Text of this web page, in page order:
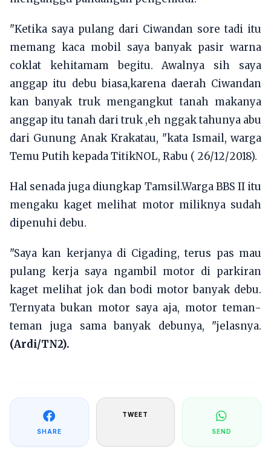
"Ketika saya pulang dari Ciwandan sore tadi itu
memang kaca mobil saya banyak pasir warna
coklat kehitamam begitu. Awalnya sih saya
anggap itu debu biasa,karena daerah Ciwandan
kan banyak truk mengangkut tanah makanya
anggap itu tanah dari truk ,eh nggak tahunya abu
dari Gunung Anak Krakatau, "kata Ismail, warga
Temu Putih kepada TitikNOL, Rabu ( 26/12/2018).
Hal senada juga diungkap Tamsil.Warga BBS II itu
mengaku kaget melihat motor miliknya sudah
dipenuhi debu.
"Saya kan kerjanya di Cigading, terus pas mau
pulang kerja saya ngambil motor di parkiran
kaget melihat jok dan bodi motor banyak debu.
Ternyata bukan motor saya aja, motor teman-
teman juga sama banyak debunya, "jelasnya.
(Ardi/TN2).
SHARE
TWEET
SEND